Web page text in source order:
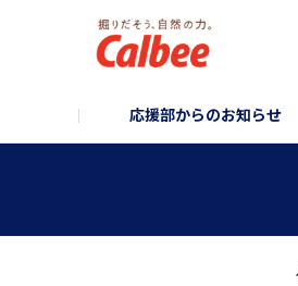
応援部からのお知らせ